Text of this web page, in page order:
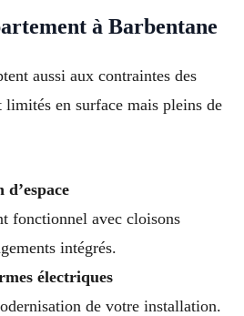
à Barbentane
aussi aux contraintes des
limités en surface mais pleins de
fonctionnel avec cloisons
intégrés.
électriques
de votre installation.